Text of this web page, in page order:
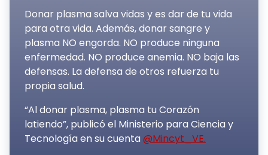
Donar plasma salva vidas y es dar de tu vida
para otra vida. Además, donar sangre y
plasma NO engorda. NO produce ninguna
enfermedad. NO produce anemia. NO baja las
defensas. La defensa de otros refuerza tu
propia salud.
“Al donar plasma, plasma tu Corazón
latiendo”, publicó el Ministerio para Ciencia y
Tecnología en su cuenta@Mincyt_VE.